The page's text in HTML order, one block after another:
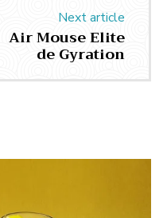
Next article
Air Mouse Elite
de Gyration